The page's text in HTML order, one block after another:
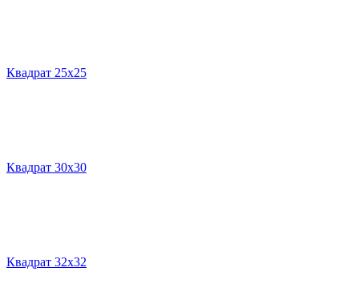
Квадрат 25х25
Квадрат 30х30
Квадрат 32х32